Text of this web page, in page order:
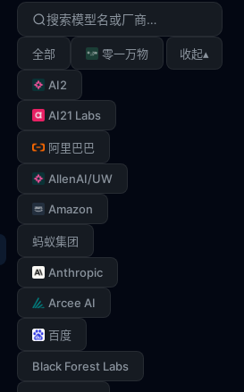
全部 零一万物
AI2
AI21 Labs
阿里巴巴
AllenAI/UW
Amazon
蚂蚁集团
Anthropic
Arcee AI
百度
Black Forest Labs
收起▴